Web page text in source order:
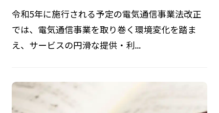
令和5年に施行される予定の電気通信事業法改正
では、電気通信事業を取り巻く環境変化を踏ま
え、サービスの円滑な提供・利...